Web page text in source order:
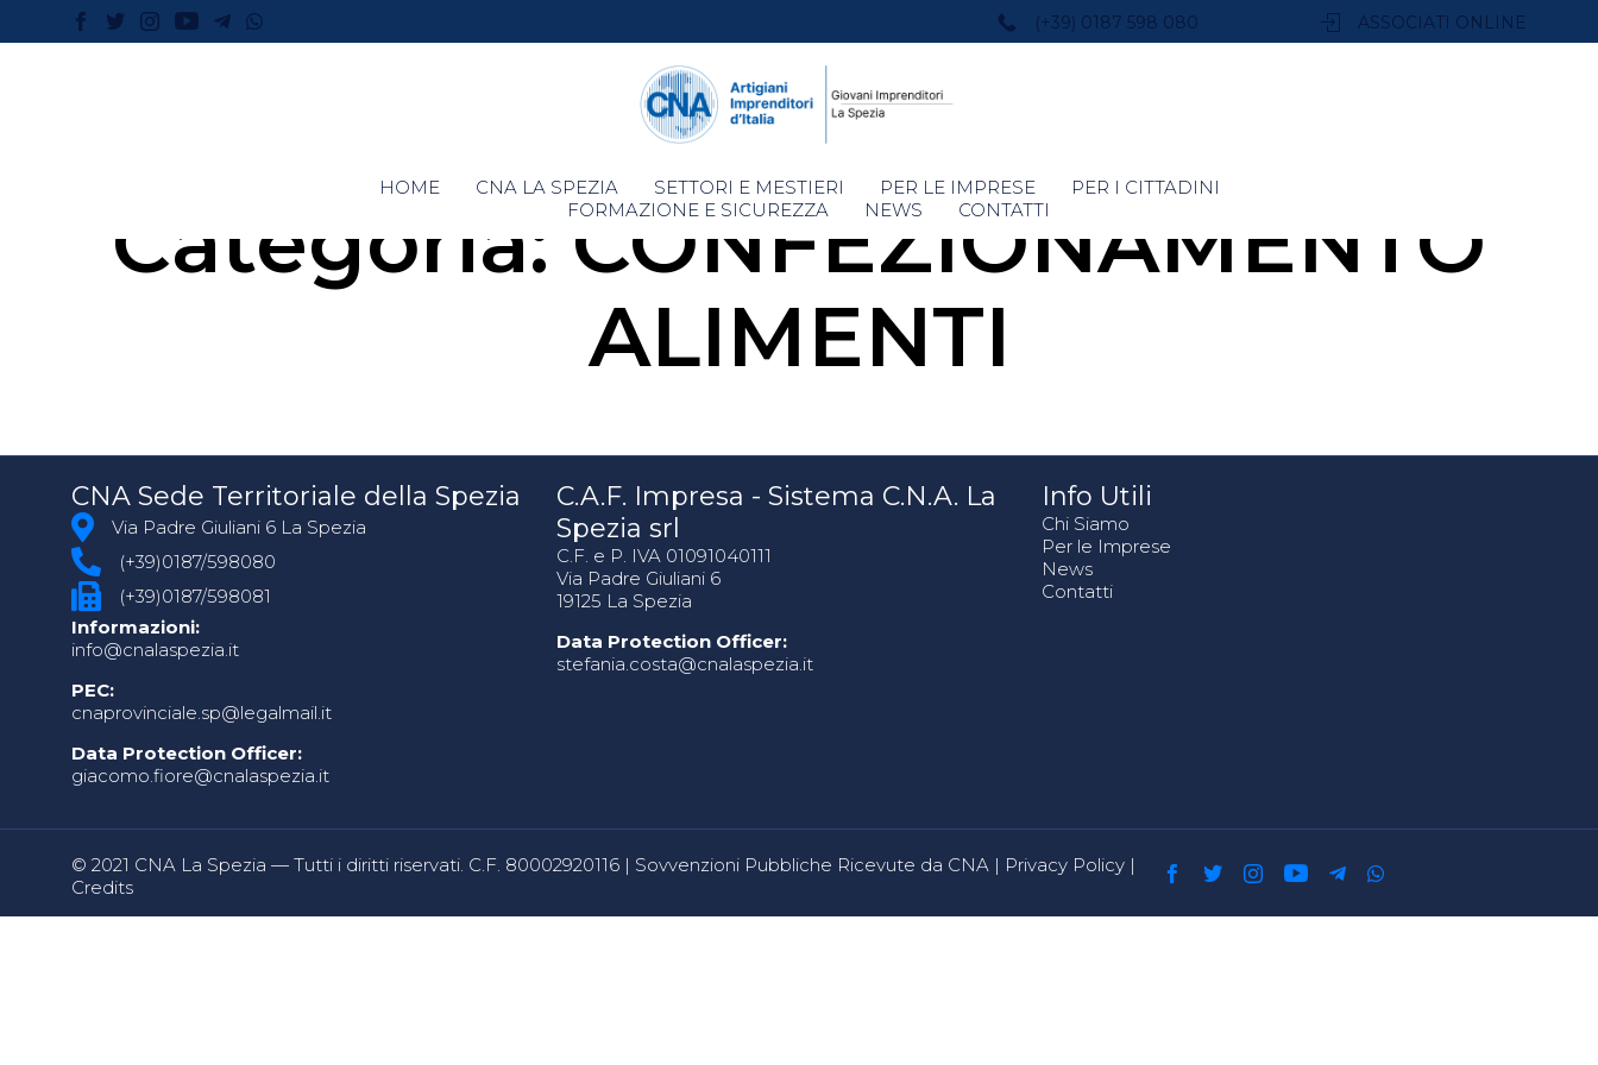
(+39) 0187 598 080 ASSOCIATI ONLINE
Skip
to
HOME CNA LA SPEZIA SETTORI E MESTIERI PER LE IMPRESE
PER I CITTADINI
FORMAZIONE E SICUREZZA
NEWS CONTATTI
Categoria:CONFEZIONAMENTO
ALIMENTI
CNA Sede Territoriale della Spezia
Via Padre Giuliani 6 La Spezia
(+39)0187/598080
(+39)0187/598081
Informazioni:
info@cnalaspezia.it
PEC:
cnaprovinciale.sp@legalmail.it
Data Protection Officer:
giacomo.fiore@cnalaspezia.it
C.A.F. Impresa - Sistema C.N.A. La
Spezia srl
C.F. e P. IVA 01091040111
Via Padre Giuliani 6
19125 La Spezia
Data Protection Officer:
stefania.costa@cnalaspezia.it
Info Utili
Chi Siamo
Per le Imprese
News
Contatti
© 2021 CNA La Spezia — Tutti i diritti riservati. C.F. 80002920116 | Sovvenzioni Pubbliche Ricevute da CNA | Privacy Policy |
Credits